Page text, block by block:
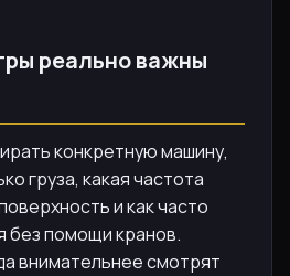
реально важны
конкретную машину,
груза, какая частота
и как часто
без помощи кранов.
внимательнее смотрят